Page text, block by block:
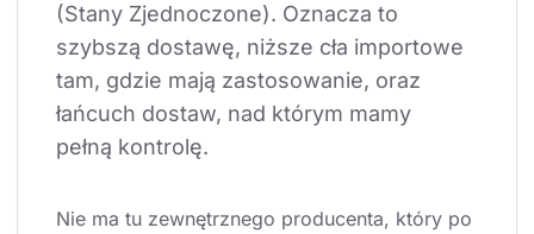
(Stany Zjednoczone). Oznacza to
szybszą dostawę, niższe cła importowe
tam, gdzie mają zastosowanie, oraz
łańcuch dostaw, nad którym mamy
pełną kontrolę.
Nie ma tu zewnętrznego producenta, który po